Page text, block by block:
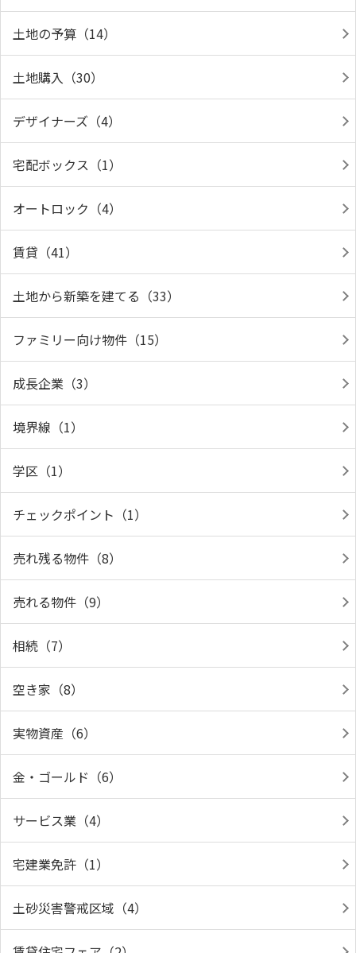
土地の予算（14）
土地購入（30）
デザイナーズ（4）
宅配ボックス（1）
オートロック（4）
賃貸（41）
土地から新築を建てる（33）
ファミリー向け物件（15）
成長企業（3）
境界線（1）
学区（1）
チェックポイント（1）
売れ残る物件（8）
売れる物件（9）
相続（7）
空き家（8）
実物資産（6）
金・ゴールド（6）
サービス業（4）
宅建業免許（1）
土砂災害警戒区域（4）